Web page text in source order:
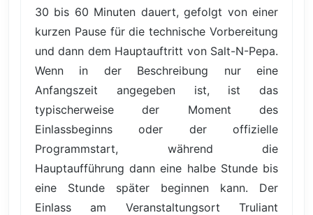
30 bis 60 Minuten dauert, gefolgt von einer
kurzen Pause für die technische Vorbereitung
und dann dem Hauptauftritt von Salt-N-Pepa.
Wenn in der Beschreibung nur eine
Anfangszeit angegeben ist, ist das
typischerweise der Moment des
Einlassbeginns oder der offizielle
Programmstart, während die
Hauptaufführung dann eine halbe Stunde bis
eine Stunde später beginnen kann. Der
Einlass am Veranstaltungsort Truliant